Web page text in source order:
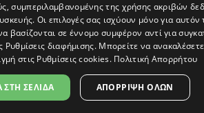
πόρταλ www.politis.com.cy. Ειδήσεις,
συμπεριλαμβανομένης της χρήσης ακριβών
Οι επιλογές σας ισχύουν μόνο για αυτόν
βασίζονται σε έννομο συμφέρον αντί για
Ρυθμίσεις διαφήμισης. Μπορείτε να
στις Ρυθμίσεις cookies. Πολιτική Απορρήτου
ΣΕΛΙΔΑ ΑΠΌΡΡΙΨΗ ΌΛΩΝ